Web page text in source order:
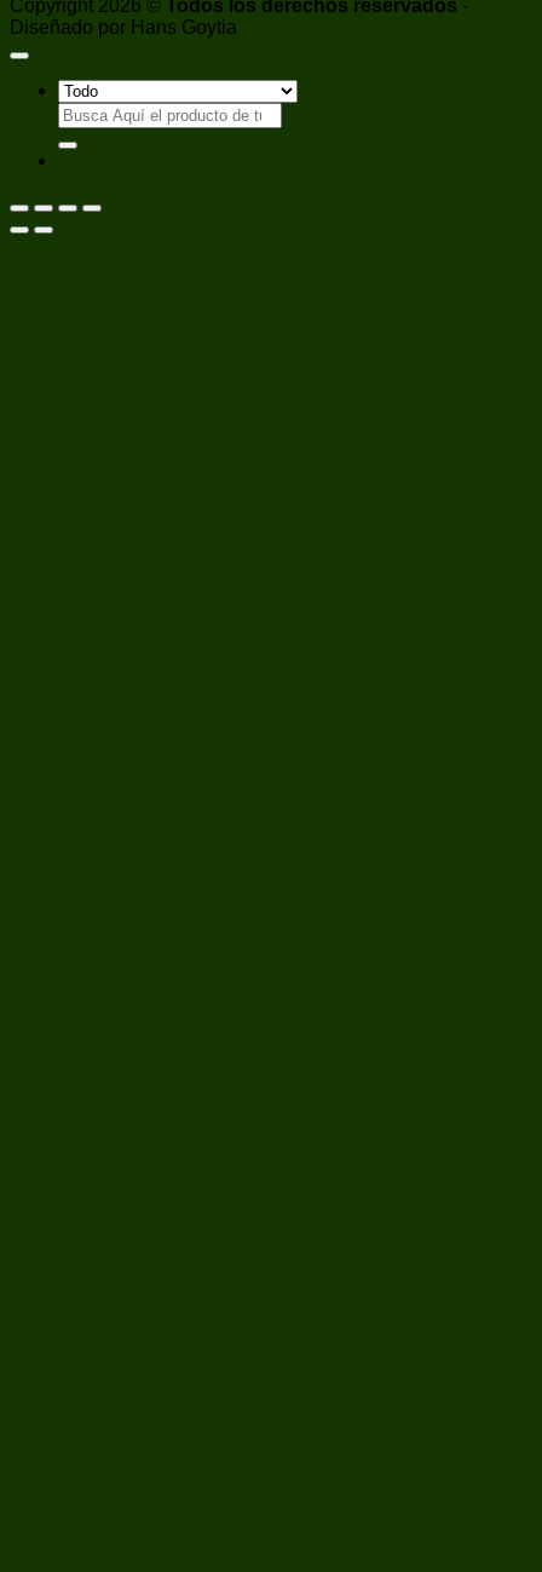
Copyright 2026 © Todos los derechos reservados -
Diseñado por Hans Goytia
Buscar
por: